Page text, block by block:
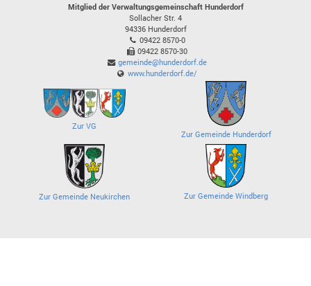
Mitglied der Verwaltungsgemeinschaft Hunderdorf
Sollacher Str. 4
94336 Hunderdorf
09422 8570-0
09422 8570-30
gemeinde@hunderdorf.de
www.hunderdorf.de/
Zur VG
Zur Gemeinde Hunderdorf
Zur Gemeinde Neukirchen Zur Gemeinde Windberg